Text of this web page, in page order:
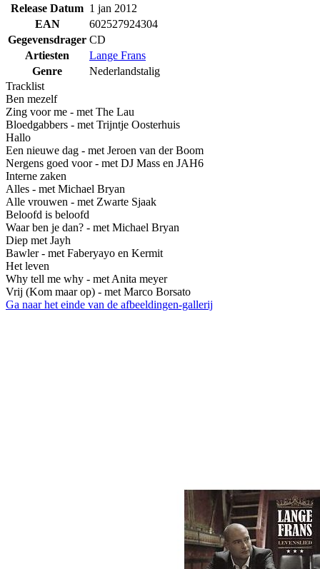
Release Datum 1 jan 2012
EAN
602527924304
Gegevensdrager CD
Artiesten
Lange Frans
Genre
Nederlandstalig
Tracklist
Ben mezelf
Zing voor me - met The Lau
Bloedgabbers - met Trijntje Oosterhuis
Hallo
Een nieuwe dag - met Jeroen van der Boom
Nergens goed voor - met DJ Mass en JAH6
Interne zaken
Alles - met Michael Bryan
Alle vrouwen - met Zwarte Sjaak
Beloofd is beloofd
Waar ben je dan? - met Michael Bryan
Diep met Jayh
Bawler - met Faberyayo en Kermit
Het leven
Why tell me why - met Anita meyer
Vrij (Kom maar op) - met Marco Borsato
Ga naar het einde van de afbeeldingen-gallerij